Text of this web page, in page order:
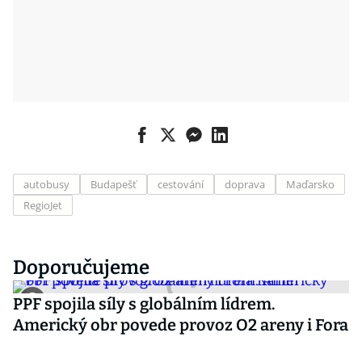
autobusy Budapešť cestování doprava
Maďarsko
RegioJet
Doporučujeme
PPF spojila síly s globálním lídrem.
Americký obr povede provoz O2 areny i Fora